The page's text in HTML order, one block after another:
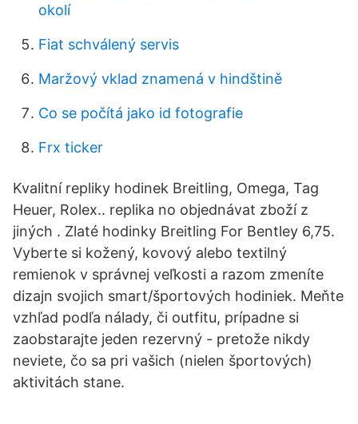
okolí
Fiat schválený servis
Maržový vklad znamená v hindštině
Co se počítá jako id fotografie
Frx ticker
Kvalitní repliky hodinek Breitling, Omega, Tag
Heuer, Rolex.. replika no objednávat zboží z
jiných . Zlaté hodinky Breitling For Bentley 6,75.
Vyberte si kožený, kovový alebo textilný
remienok v správnej veľkosti a razom zmeníte
dizajn svojich smart/športových hodiniek. Meňte
vzhľad podľa nálady, či outfitu, prípadne si
zaobstarajte jeden rezervný - pretože nikdy
neviete, čo sa pri vašich (nielen športových)
aktivitách stane.